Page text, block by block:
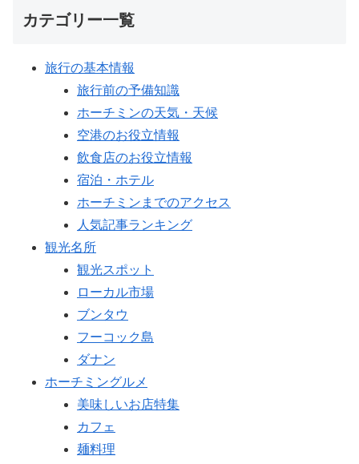
カテゴリー一覧
旅行の基本情報
旅行前の予備知識
ホーチミンの天気・天候
空港のお役立情報
飲食店のお役立情報
宿泊・ホテル
ホーチミンまでのアクセス
人気記事ランキング
観光名所
観光スポット
ローカル市場
ブンタウ
フーコック島
ダナン
ホーチミングルメ
美味しいお店特集
カフェ
麺料理